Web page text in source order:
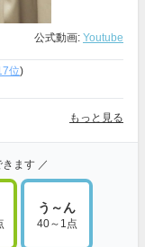
公式動画: Youtube
位)
もっと見る
ます ／
う～ん
40～1点